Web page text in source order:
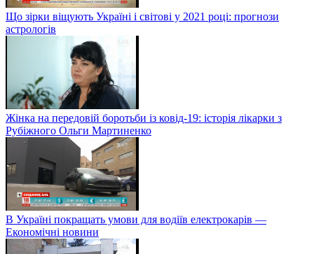
Що зірки віщують Україні і світові у 2021 році: прогнози
астрологів
Жінка на передовій боротьби із ковід-19: історія лікарки з
Рубіжного Ольги Мартиненко
В Україні покращать умови для водіїв електрокарів —
Економічні новини